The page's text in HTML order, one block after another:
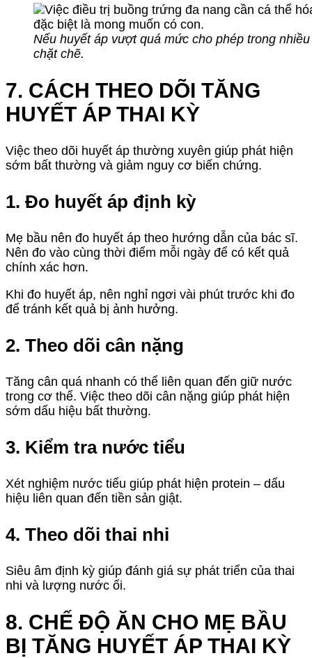
Nếu huyết áp vượt quá mức cho phép trong
chặt chẽ.
7. CÁCH THEO DÕI TĂNG
HUYẾT ÁP THAI KỲ
Việc theo dõi huyết áp thường xuyên giúp phát hiện
sớm bất thường và giảm nguy cơ biến chứng.
1. Đo huyết áp định kỳ
Mẹ bầu nên đo huyết áp theo hướng dẫn của bác sĩ.
Nên đo vào cùng thời điểm mỗi ngày để có kết quả
chính xác hơn.
Khi đo huyết áp, nên nghỉ ngơi vài phút trước khi đo
để tránh kết quả bị ảnh hưởng.
2. Theo dõi cân nặng
Tăng cân quá nhanh có thể liên quan đến giữ nước
trong cơ thể. Việc theo dõi cân nặng giúp phát hiện
sớm dấu hiệu bất thường.
3. Kiểm tra nước tiểu
Xét nghiệm nước tiểu giúp phát hiện protein – dấu
hiệu liên quan đến tiền sản giật.
4. Theo dõi thai nhi
Siêu âm định kỳ giúp đánh giá sự phát triển của thai
nhi và lượng nước ối.
8. CHẾ ĐỘ ĂN CHO MẸ BẦU
BỊ TĂNG HUYẾT ÁP THAI KỲ